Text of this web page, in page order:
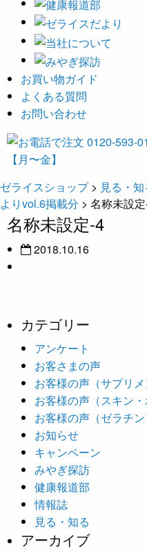
お買い物ガイド
よくある質問
お問い合わせ
ゼライスショップ> 見る・知
よりvol.6掲載分 > 名称未設
名称未設定-4
2018.10.16
カテゴリー
アンケート
お客さまの声
お客様の声（サプリメ
お客様の声（スキン・
お客様の声（ゼラチン
お知らせ
キャンペーン
みやぎ探訪
健康報道部
情報誌
見る・知る
アーカイブ